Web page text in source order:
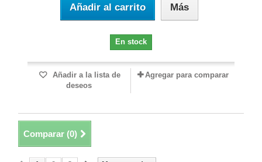
Añadir al carrito Más
En stock
Añadir a la lista de
deseos
Agregar para comparar
Comparar (0)